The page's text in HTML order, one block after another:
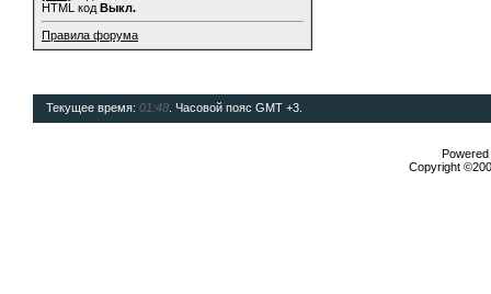
HTML код Выкл.
Правила форума
Текущее время: 01:48 . Часовой пояс GMT +3.
Copyright